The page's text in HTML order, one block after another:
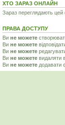
ХТО ЗАРАЗ ОНЛАЙН
Зараз переглядають цей
ПРАВА ДОСТУПУ
Ви не можете
Ви не можете
Ви не можете
Ви не можете видаляти
Ви не можете додавати